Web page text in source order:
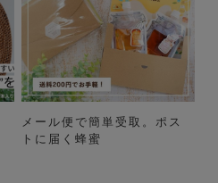
メール便で簡単受取。ポス
トに届く蜂蜜